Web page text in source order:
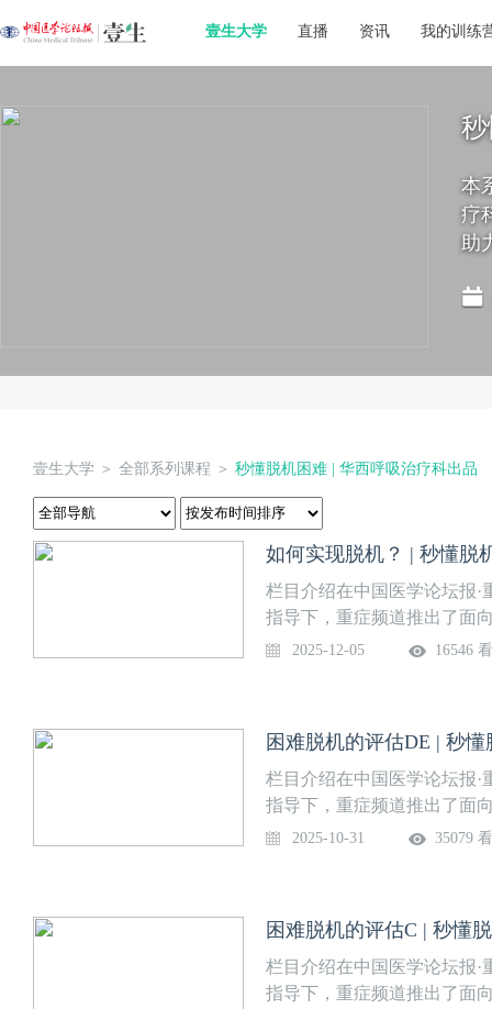
壹生大学 直播 资讯 我的训练
本
疗
助
壹生大学 ＞ 全部系列课程 ＞ 秒懂脱机困难 | 华西呼吸治疗科出品
如何实现脱机？ | 秒懂脱
栏目介绍在中国医学论坛报
指导下，重症频道推出了面
堂】，话题涵盖脱机困难、
点，助力临床医生系统掌握
内容如何实现脱机？上线时
四川大学华西医院呼吸治疗
2025-12-05 16546
困难脱机的评估DE | 秒懂
栏目介绍在中国医学论坛报
指导下，重症频道推出了面
堂】，话题涵盖脱机困难、
点，助力临床医生系统掌握
内容困难脱机的评估DE上线
疗师 四川大学华西医院呼吸
2025-10-31 35079
困难脱机的评估C | 秒懂
栏目介绍在中国医学论坛报
指导下，重症频道推出了面